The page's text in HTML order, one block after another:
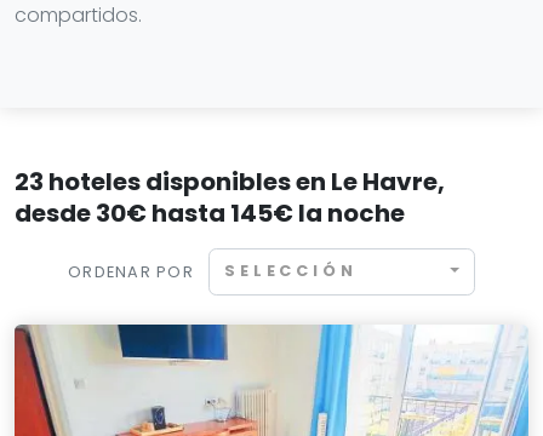
compartidos.
23 hoteles disponibles en Le Havre,
desde 30€ hasta 145€ la noche
ORDENAR POR SELECCIÓN